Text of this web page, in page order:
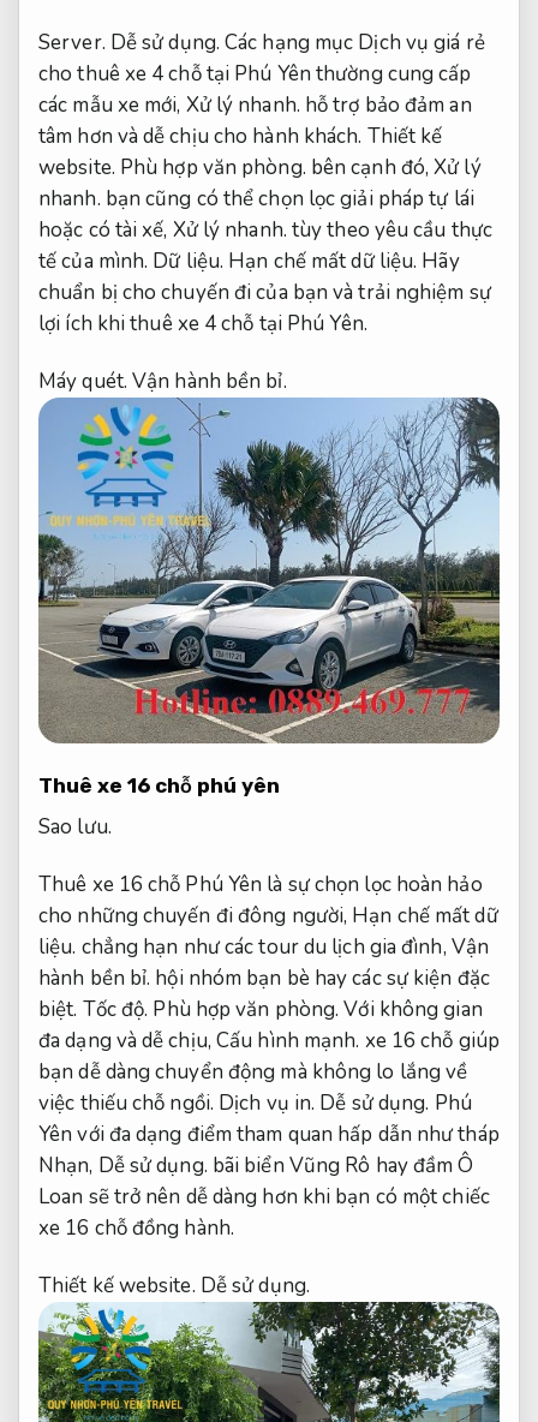
Server. Dễ sử dụng. Các hạng mục Dịch vụ giá rẻ
cho thuê xe 4 chỗ tại Phú Yên thường cung cấp
các mẫu xe mới, Xử lý nhanh. hỗ trợ bảo đảm an
tâm hơn và dễ chịu cho hành khách. Thiết kế
website. Phù hợp văn phòng. bên cạnh đó,Xử lý
nhanh. bạn cũng có thể chọn lọc giải pháp tự lái
hoặc có tài xế, Xử lý nhanh. tùy theo yêu cầu thực
tế của mình. Dữ liệu. Hạn chế mất dữ liệu. Hãy
chuẩn bị cho chuyến đi của bạn và trải nghiệm sự
lợi ích khi thuê xe 4 chỗ tại Phú Yên.
Máy quét. Vận hành bền bỉ.
Thuê xe 16 chỗ phú yên
Sao lưu.
Thuê xe 16 chỗ Phú Yên là sự chọn lọc hoàn hảo
cho những chuyến đi đông người, Hạn chế mất dữ
liệu. chẳng hạn như các tour du lịch gia đình, Vận
hành bền bỉ. hội nhóm bạn bè hay các sự kiện đặc
biệt. Tốc độ. Phù hợp văn phòng. Với không gian
đa dạng và dễ chịu, Cấu hình mạnh. xe 16 chỗ giúp
bạn dễ dàng chuyển động mà không lo lắng về
việc thiếu chỗ ngồi. Dịch vụ in. Dễ sử dụng. Phú
Yên với đa dạng điểm tham quan hấp dẫn như tháp
Nhạn, Dễ sử dụng. bãi biển Vũng Rô hay đầm Ô
Loan sẽ trở nên dễ dàng hơn khi bạn có một chiếc
xe 16 chỗ đồng hành.
Thiết kế website. Dễ sử dụng.